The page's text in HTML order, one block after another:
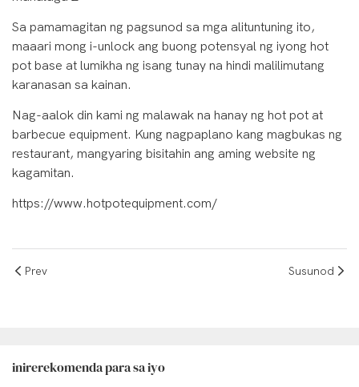
Sa pamamagitan ng pagsunod sa mga alituntuning ito,
maaari mong i-unlock ang buong potensyal ng iyong hot
pot base at lumikha ng isang tunay na hindi malilimutang
karanasan sa kainan.
Nag-aalok din kami ng malawak na hanay ng hot pot at
barbecue equipment. Kung nagpaplano kang magbukas ng
restaurant, mangyaring bisitahin ang aming website ng
kagamitan.
https://www.hotpotequipment.com/
Prev Susunod
inirerekomenda para sa iyo